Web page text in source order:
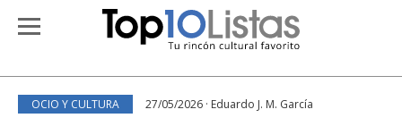
OCIO Y CULTURA 27/05/2026 · Eduardo J. M. García